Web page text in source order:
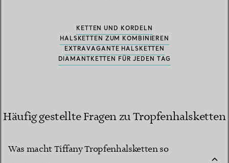
KETTEN UND KORDELN
HALSKETTEN ZUM KOMBINIEREN
EXTRAVAGANTE HALSKETTEN
DIAMANTKETTEN FÜR JEDEN TAG
Häufig gestellte Fragen zu Tropfenhalsketten
Was macht Tiffany Tropfenhalsketten so